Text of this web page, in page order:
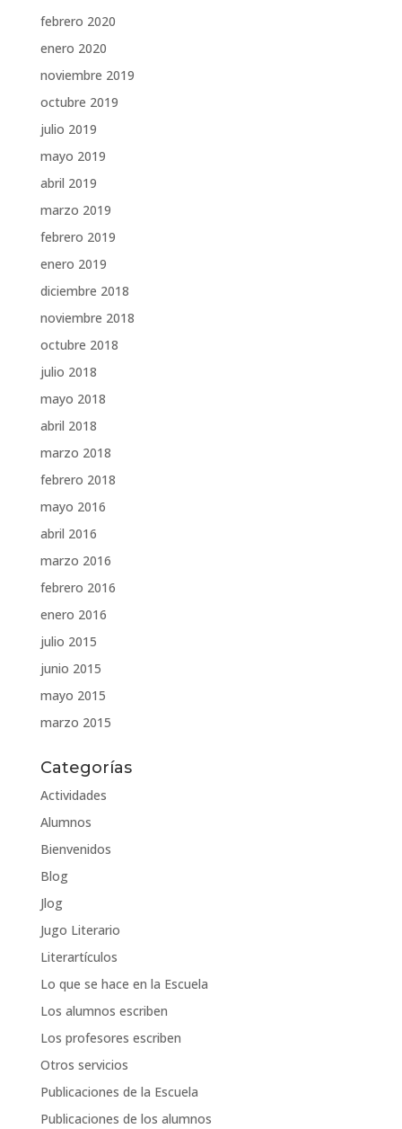
febrero 2020
enero 2020
noviembre 2019
octubre 2019
julio 2019
mayo 2019
abril 2019
marzo 2019
febrero 2019
enero 2019
diciembre 2018
noviembre 2018
octubre 2018
julio 2018
mayo 2018
abril 2018
marzo 2018
febrero 2018
mayo 2016
abril 2016
marzo 2016
febrero 2016
enero 2016
julio 2015
junio 2015
mayo 2015
marzo 2015
Categorías
Actividades
Alumnos
Bienvenidos
Blog
Jlog
Jugo Literario
Literartículos
Lo que se hace en la Escuela
Los alumnos escriben
Los profesores escriben
Otros servicios
Publicaciones de la Escuela
Publicaciones de los alumnos